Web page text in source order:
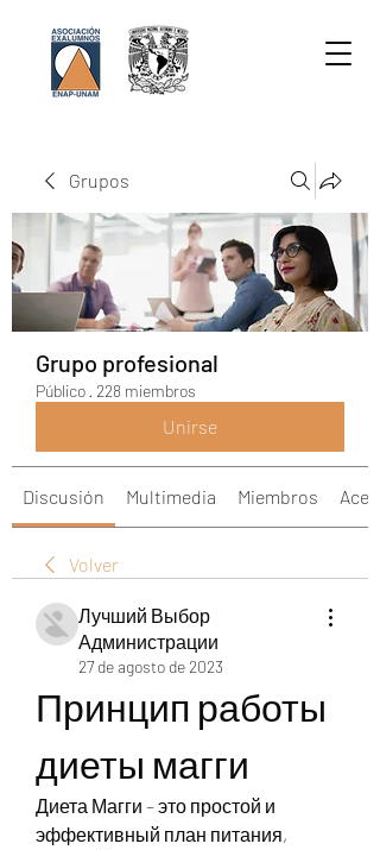
Grupos
Grupo profesional
Público · 228 miembros
Unirse
Discusión Multimedia Miembros
Volver
Лучший Выбор
Администрации
27 de agosto de 2023
Принцип работы
диеты магги
Диета Магги – это простой и
эффективный план питания,